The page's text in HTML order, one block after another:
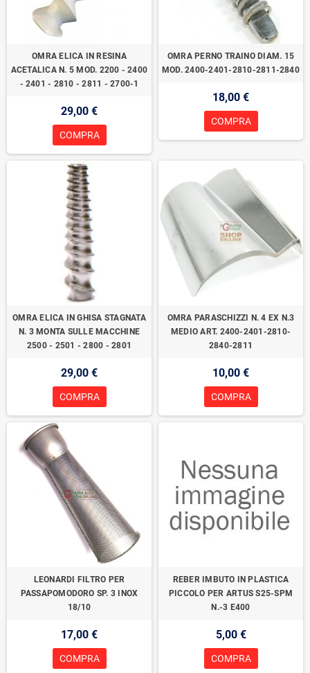
OMRA ELICA IN RESINA
ACETALICA N. 5 MOD. 2200 - 2400
- 2401 - 2810 - 2811 - 2700-1
29,00 €
COMPRA
OMRA PERNO TRAINO DIAM. 15
MOD. 2400-2401-2810-2811-2840
18,00 €
COMPRA
OMRA ELICA IN GHISA STAGNATA
N. 3 MONTA SULLE MACCHINE
2500 - 2501 - 2800 - 2801
29,00 €
COMPRA
OMRA PARASCHIZZI N. 4 EX N.3
MEDIO ART. 2400-2401-2810-
2840-2811
10,00 €
COMPRA
LEONARDI FILTRO PER
PASSAPOMODORO SP. 3 INOX
18/10
17,00 €
COMPRA
REBER IMBUTO IN PLASTICA
PICCOLO PER ARTUS S25-SPM
N.-3 E400
5,00 €
COMPRA